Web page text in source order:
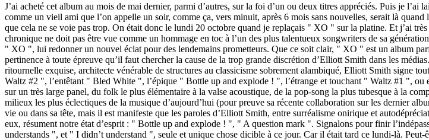
J’ai acheté cet album au mois de mai dernier, parmi d’autres, sur la foi d’un ou deux titres appréciés. Puis je
comme un vieil ami que l’on appelle un soir, comme ça, vers minuit, après 6 mois sans nouvelles, serait là
que cela ne se voie pas trop. On était donc le lundi 20 octobre quand je replaçais " XO " sur la platine. Et j’ai
chronique ne doit pas être vue comme un hommage en toc à l’un des plus talentueux songwriters de sa
" XO ", lui redonner un nouvel éclat pour des lendemains prometteurs. Que ce soit clair, " XO " est un album
pertinence à toute épreuve qu’il faut chercher la cause de la trop grande discrétion d’Elliott Smith dans les
ritournelle exquise, architecte vénérable de structures au classicisme sobrement alambiqué, Elliott Smith signe
Waltz #2 ", l’entêtant " Bled White ", l’épique " Bottle up and explode ! ", l’étrange et touchant " Waltz #1 ",
sur un très large panel, du folk le plus élémentaire à la valse acoustique, de la pop-song la plus tubesque à la
milieux les plus éclectiques de la musique d’aujourd’hui (pour preuve sa récente collaboration sur les dernier
vie ou dans sa tête, mais il est manifeste que les paroles d’Elliott Smith, entre surréalisme onirique et
eux, résument notre état d’esprit : " Bottle up and explode ! ", " A question mark ". Signalons pour finir
understands ", et " I didn’t understand ", seule et unique chose dicible à ce jour. Car il était tard ce lundi-là.